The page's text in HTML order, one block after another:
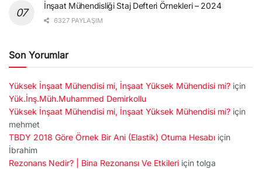
İnşaat Mühendisliği Staj Defteri Örnekleri – 2024
6327 PAYLAŞIM
Son Yorumlar
Yüksek İnşaat Mühendisi mi, İnşaat Yüksek Mühendisi mi? için
Yük.İnş.Müh.Muhammed Demirkollu
Yüksek İnşaat Mühendisi mi, İnşaat Yüksek Mühendisi mi? için
mehmet
TBDY 2018 Göre Örnek Bir Ani (Elastik) Otuma Hesabı için
İbrahim
Rezonans Nedir? | Bina Rezonansı Ve Etkileri için tolga